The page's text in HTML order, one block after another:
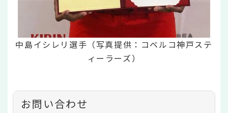
中島イシレリ選手（写真提供：コベルコ神戸ステ
ィーラーズ）
お問い合わせ